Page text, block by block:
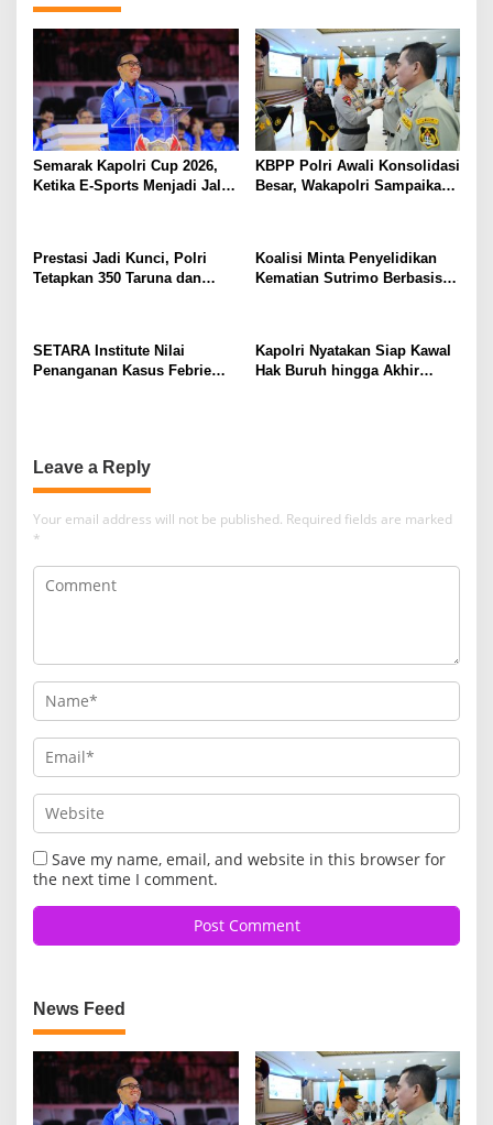
Semarak Kapolri Cup 2026,
Ketika E-Sports Menjadi Jalan
KBPP Polri Awali Konsolidasi
Besar, Wakapolri Sampaikan
Prestasi Jadi Kunci, Polri
Tetapkan 350 Taruna dan
Koalisi Minta Penyelidikan
Kematian Sutrimo Berbasis
SETARA Institute Nilai
Penanganan Kasus Febrie
Kapolri Nyatakan Siap Kawal
Hak Buruh hingga Akhir
Leave a Reply
Your email address will not be published. Required fields are marked
*
Save my name, email, and website in this browser for
the next time I comment.
News Feed